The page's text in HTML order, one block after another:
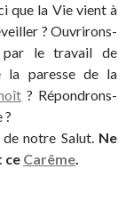
que la Vie vient à
? Ouvrirons-
par le travail de
la paresse de la
? Répondrons-
?
notre Salut. Ne
ce Carême.